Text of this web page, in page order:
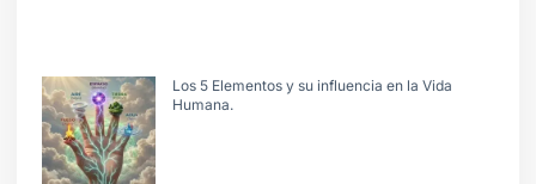
Los 5 Elementos y su influencia en la Vida
Humana.